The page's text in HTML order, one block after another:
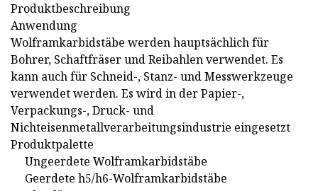
Produktbeschreibung
Anwendung
Wolframkarbidstäbe werden hauptsächlich für
Bohrer, Schaftfräser und Reibahlen verwendet. Es
kann auch für Schneid-, Stanz- und Messwerkzeuge
verwendet werden. Es wird in der Papier-,
Verpackungs-, Druck- und
Nichteisenmetallverarbeitungsindustrie eingesetzt
Produktpalette
Ungeerdete Wolframkarbidstäbe
Geerdete h5/h6-Wolframkarbidstäbe